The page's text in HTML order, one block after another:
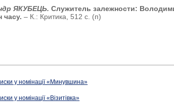
ЯКУБЕЦЬ.Служитель залежности:
часу.– К.: Критика, 512 с. (п)
у номінації «Минувшина»
у номінації «Візитівка»